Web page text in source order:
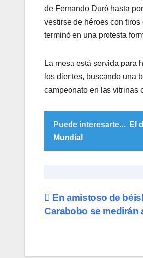
de Fernando Duró hasta
vestirse de héroes con
terminó en una protesta
​La mesa está servida para
los dientes, buscando una
campeonato en las vitrinas
Puede interesarte...
El
Mundial
Navegación
En amistoso de
Carabobo se medirán